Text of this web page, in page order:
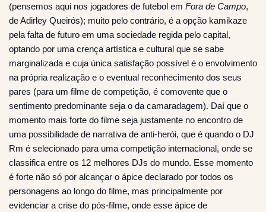
(pensemos aqui nos jogadores de futebol em Fora de Campo,
de Adirley Queirós); muito pelo contrário, é a opção kamikaze
pela falta de futuro em uma sociedade regida pelo capital,
optando por uma crença artística e cultural que se sabe
marginalizada e cuja única satisfação possível é o envolvimento
na própria realização e o eventual reconhecimento dos seus
pares (para um filme de competição, é comovente que o
sentimento predominante seja o da camaradagem). Daí que o
momento mais forte do filme seja justamente no encontro de
uma possibilidade de narrativa de anti-herói, que é quando o DJ
Rm é selecionado para uma competição internacional, onde se
classifica entre os 12 melhores DJs do mundo. Esse momento
é forte não só por alcançar o ápice declarado por todos os
personagens ao longo do filme, mas principalmente por
evidenciar a crise do pós-filme, onde esse ápice de